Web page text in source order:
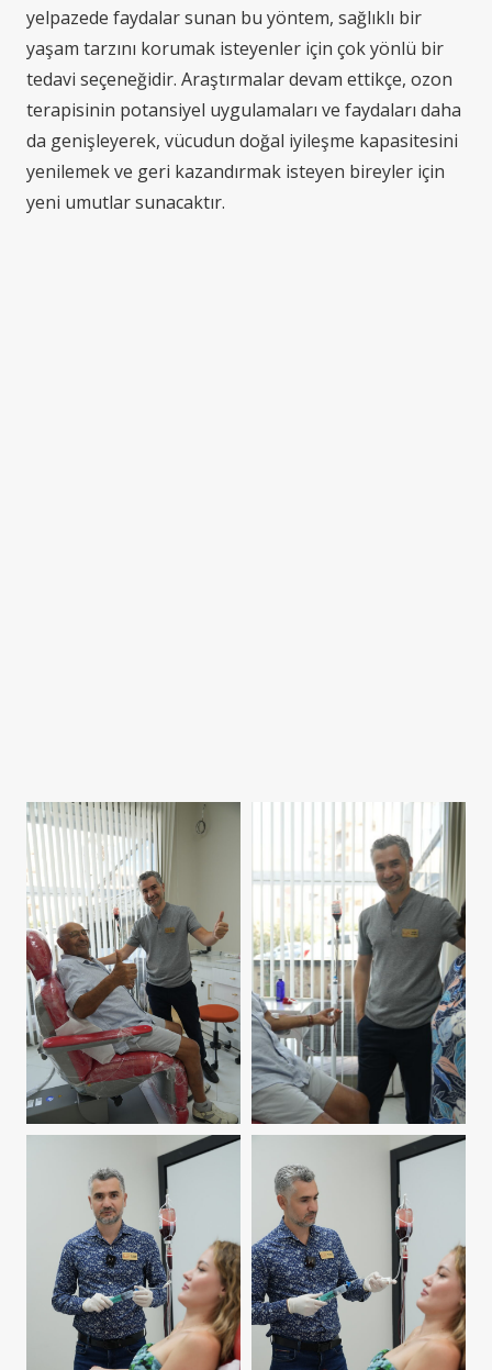
yelpazede faydalar sunan bu yöntem, sağlıklı bir
yaşam tarzını korumak isteyenler için çok yönlü bir
tedavi seçeneğidir. Araştırmalar devam ettikçe, ozon
terapisinin potansiyel uygulamaları ve faydaları daha
da genişleyerek, vücudun doğal iyileşme kapasitesini
yenilemek ve geri kazandırmak isteyen bireyler için
yeni umutlar sunacaktır.